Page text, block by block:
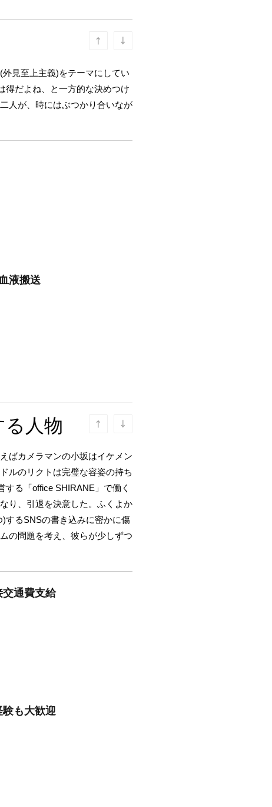
見至上主義)をテーマにしてい
得だよね、と一方的な決めつけ
人が、時にはぶつかり合いなが
液搬送
人物
ばカメラマンの小坂はイケメン
ルのリクトは完璧な容姿の持ち
る「office SHIRANE」で働く
り、引退を決意した。ふくよか
するSNSの書き込みに密かに傷
の問題を考え、彼らが少しずつ
通費支給
も大歓迎